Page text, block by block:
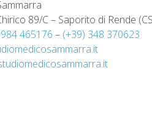
89/C – Saporito di Rende
465176 – (+39) 348 370623